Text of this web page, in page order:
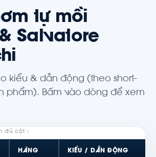
tự mồi
Salvatore
kiểu & dẫn động (theo short-
phẩm). Bấm vào dòng để xem
HÃNG KIỂU / DẪN ĐỘNG